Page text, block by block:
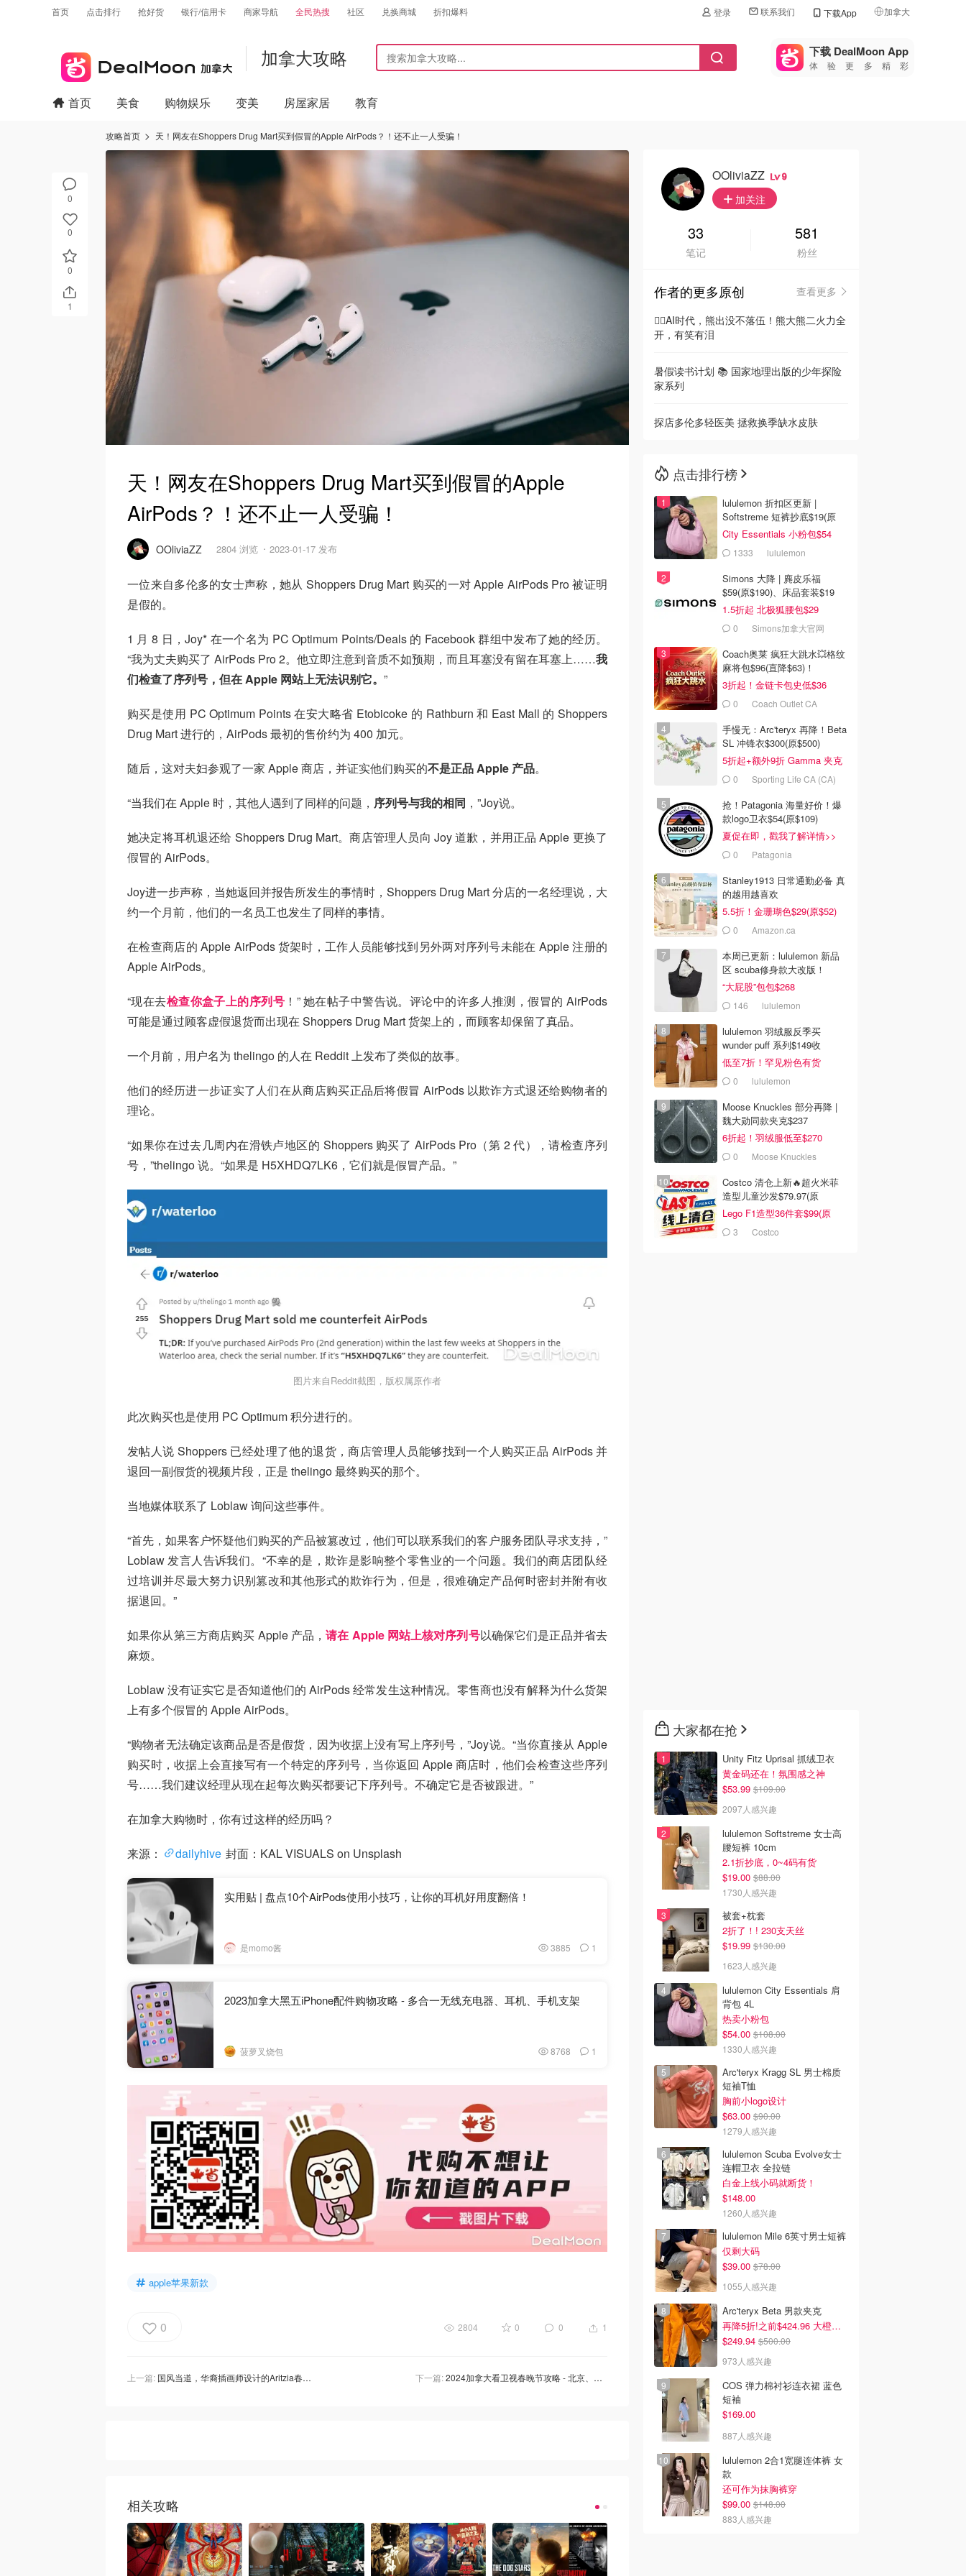
首页 点击排行 抢好货 银行/信用卡 商家导航 全民热搜 社区 兑换商城 折扣爆料 登录 联系我们 下载App 加拿大
🇺🇸
美国
🇨🇳中国
🇮🇹
🇦🇺
🇳🇿新西兰
加拿大攻略 下载 DealMoon App
体验更多精彩
0
0
0
1
首页 美食 购物娱乐 变美 房屋家居 教育
攻略首页 天！网友在Shoppers Drug Mart买到假冒的Apple AirPods？！还不止一人受骗！
天！网友在Shoppers Drug Mart买到假冒的Apple
AirPods？！还不止一人受骗！
OOliviaZZ 2804 浏览 2023-01-17 发布
一位来自多伦多的女士声称，她从 Shoppers Drug Mart 购买的一对 Apple AirPods Pro 被证明
是假的。
1 月 8 日，Joy* 在一个名为 PC Optimum Points/Deals 的 Facebook 群组中发布了她的经历。
“我为丈夫购买了 AirPods Pro 2。他立即注意到音质不如预期，而且耳塞没有留在耳塞上……我
们检查了序列号，但在 Apple 网站上无法识别它。 ”
购买是使用 PC Optimum Points 在安大略省 Etobicoke 的 Rathburn 和 East Mall 的 Shoppers
Drug Mart 进行的，AirPods 最初的售价约为 400 加元。
随后，这对夫妇参观了一家 Apple 商店，并证实他们购买的不是正品 Apple 产品。
“当我们在 Apple 时，其他人遇到了同样的问题， 序列号与我的相同 ，”Joy说。
她决定将耳机退还给 Shoppers Drug Mart。商店管理人员向 Joy 道歉，并用正品 Apple 更换了
假冒的 AirPods。
Joy进一步声称，当她返回并报告所发生的事情时，Shoppers Drug Mart 分店的一名经理说，大
约一个月前，他们的一名员工也发生了同样的事情。
在检查商店的 Apple AirPods 货架时，工作人员能够找到另外两对序列号未能在 Apple 注册的
Apple AirPods。
“现在去检查你盒子上的序列号 ！” 她在帖子中警告说。评论中的许多人推测，假冒的 AirPods
可能是通过顾客虚假退货而出现在 Shoppers Drug Mart 货架上的，而顾客却保留了真品。
一个月前，用户名为 thelingo 的人在 Reddit 上发布了类似的故事。
他们的经历进一步证实了人们在从商店购买正品后将假冒 AirPods 以欺诈方式退还给购物者的
理论。
“如果你在过去几周内在滑铁卢地区的 Shoppers 购买了 AirPods Pro（第 2 代），请检查序列
号，”thelingo 说。“如果是 H5XHDQ7LK6，它们就是假冒产品。”
图片来自Reddit截图，版权属原作者
此次购买也是使用 PC Optimum 积分进行的。
发帖人说 Shoppers 已经处理了他的退货，商店管理人员能够找到一个人购买正品 AirPods 并
退回一副假货的视频片段，正是 thelingo 最终购买的那个。
当地媒体联系了 Loblaw 询问这些事件。
“首先，如果客户怀疑他们购买的产品被篡改过，他们可以联系我们的客户服务团队寻求支持，”
Loblaw 发言人告诉我们。“不幸的是，欺诈是影响整个零售业的一个问题。我们的商店团队经
过培训并尽最大努力识别篡改和其他形式的欺诈行为，但是，很难确定产品何时密封并附有收
据退回。”
如果你从第三方商店购买 Apple 产品，请在 Apple 网站上核对序列号以确保它们是正品并省去
麻烦。
Loblaw 没有证实它是否知道他们的 AirPods 经常发生这种情况。零售商也没有解释为什么货架
上有多个假冒的 Apple AirPods。
“购物者无法确定该商品是否是假货，因为收据上没有写上序列号，”Joy说。“当你直接从 Apple
购买时，收据上会直接写有一个特定的序列号，当你返回 Apple 商店时，他们会检查这些序列
号……我们建议经理从现在起每次购买都要记下序列号。不确定它是否被跟进。”
在加拿大购物时，你有过这样的经历吗？
来源： dailyhive 封面：KAL VISUALS on Unsplash
实用贴 | 盘点10个AirPods使用小技巧，让你的耳机好用度翻倍！
是momo酱 3885 1
2023加拿大黑五iPhone配件购物攻略 - 多合一无线充电器、耳机、手机支架
菠萝叉烧包 8768 1
apple苹果新款
0 2804 0 0 1
上一篇: 国风当道，华裔插画师设计的Aritzia春节限定款，美翻了！ 下一篇:2024加拿大看卫视春晚节攻略 - 北京、河南、湖南完整版！时间、明星阵容、看直播！
相关攻略
OOliviaZZ 9
加关注
33
笔记
581
粉丝
作者的更多原创
查看更多
🦸‍♂️AI时代，熊出没不落伍！熊大熊二火力全
开，有笑有泪
暑假读书计划 📚 国家地理出版的少年探险
家系列
探店多伦多轻医美 拯救换季缺水皮肤
点击排行榜
lululemon 折扣区更新 |
Softstreme 短裤抄底$19(原
$88)
City Essentials 小粉包$54
1333 lululemon
Simons 大降 | 麂皮乐福
$59(原$190)、床品套装$19
1.5折起 北极狐腰包$29
0 Simons加拿大官网
Coach奥莱 疯狂大跳水💥格纹
麻将包$96(直降$63)！
3折起！金链卡包史低$36
0 Coach Outlet CA
手慢无：Arc'teryx 再降！Beta
SL 冲锋衣$300(原$500)
5折起+额外9折 Gamma 夹克
$2380 Sporting Life CA (CA)
抢！Patagonia 海量好价！爆
款logo卫衣$54(原$109)
夏促在即，戳我了解详情>>
0 Patagonia
Stanley1913 日常通勤必备 真
的越用越喜欢
5.5折！金珊瑚色$29(原$52)
0 Amazon.ca
本周已更新：lululemon 新品
区 scuba修身款大改版！
“大屁股”包包$268
146 lululemon
lululemon 羽绒服反季买
wunder puff 系列$149收
低至7折！罕见粉色有货
0 lululemon
Moose Knuckles 部分再降 |
魏大勋同款夹克$237
6折起！羽绒服低至$270
0 Moose Knuckles
Costco 清仓上新🔥超火米菲
造型儿童沙发$79.97(原
$129.99)
Lego F1造型36件套$99(原
$159)
3 Costco
大家都在抢
Unity Fitz Uprisal 抓绒卫衣
黄金码还在！氛围感之神
$53.99 $109.00
2097人感兴趣
lululemon Softstreme 女士高
腰短裤 10cm
2.1折抄底，0~4码有货
$19.00 $88.00
1730人感兴趣
被套+枕套
2折了！! 230支天丝
$19.99 $130.00
1623人感兴趣
lululemon City Essentials 肩
背包 4L
热卖小粉包
$54.00 $108.00
1330人感兴趣
Arc'teryx Kragg SL 男士棉质
短袖T恤
胸前小logo设计
$63.00 $90.00
1279人感兴趣
lululemon Scuba Evolve女士
连帽卫衣 全拉链
白金上线小码就断货！
$148.00
1260人感兴趣
lululemon Mile 6英寸男士短裤
仅剩大码
$39.00 $78.00
1055人感兴趣
Arc'teryx Beta 男款夹克
再降5折!之前$424.96 大橙子好显白 蹲补
$249.94 $500.00
973人感兴趣
COS 弹力棉衬衫连衣裙 蓝色
短袖
$169.00
887人感兴趣
lululemon 2合1宽腿连体裤 女
款
还可作为抹胸裤穿
$99.00 $148.00
883人感兴趣